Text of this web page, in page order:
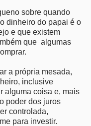
sobre quando
dinheiro do papai é o
e que existem
que algumas
a própria mesada,
inclusive
alguma coisa e, mais
poder dos juros
controlada,
para investir.